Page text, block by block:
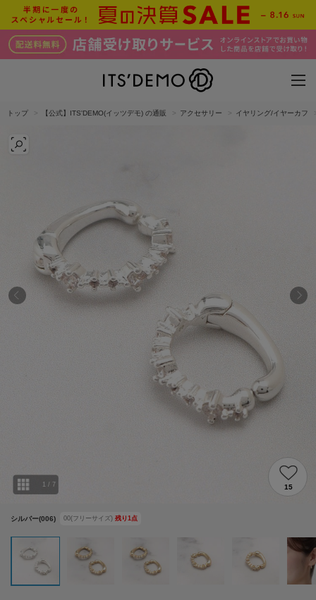
トップ 【公式】ITS'DEMO(イッツデモ) の通販 アクセサリー イヤリング/イヤーカフ
シルバー(006) 00(フリーサイズ) 残り 1点
/ 7 15